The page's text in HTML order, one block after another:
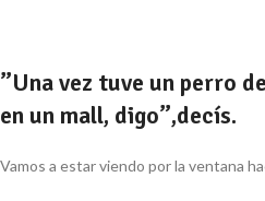
”Una vez tuve un perro de
en un mall, digo”,decís.
Vamos a estar viendo por la ventana